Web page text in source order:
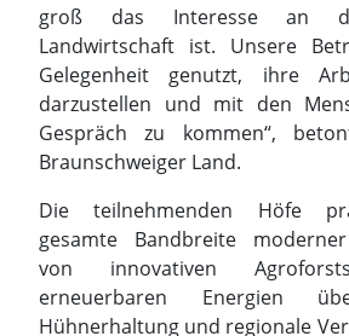
Die teilnehmenden Höfe
gesamte Bandbreite
von innovativen
erneuerbaren Energien
Hühnerhaltung und regionale
zu nachhaltigem Ackerbau
Umweltmaßnahmen.
Maschinenausstellungen,
Informationsstände sowie
Kinder machten
Besucherinnen und Besucher